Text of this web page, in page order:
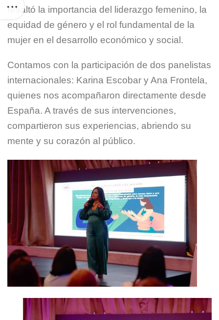
resaltó la importancia del liderazgo femenino, la
equidad de género y el rol fundamental de la
mujer en el desarrollo económico y social.
Contamos con la participación de dos panelistas
internacionales: Karina Escobar y Ana Frontela,
quienes nos acompañaron directamente desde
España. A través de sus intervenciones,
compartieron sus experiencias, abriendo su
mente y su corazón al público.